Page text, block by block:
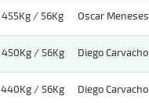
455Kg / 56Kg Oscar Meneses
450Kg / 56Kg Diego Carvacho
440Kg / 56Kg Diego Carvacho